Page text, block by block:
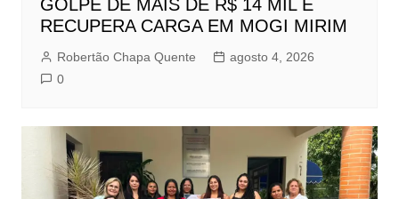
GOLPE DE MAIS DE R$ 14 MIL E
RECUPERA CARGA EM MOGI MIRIM
Robertão Chapa Quente
agosto 4, 2026
0